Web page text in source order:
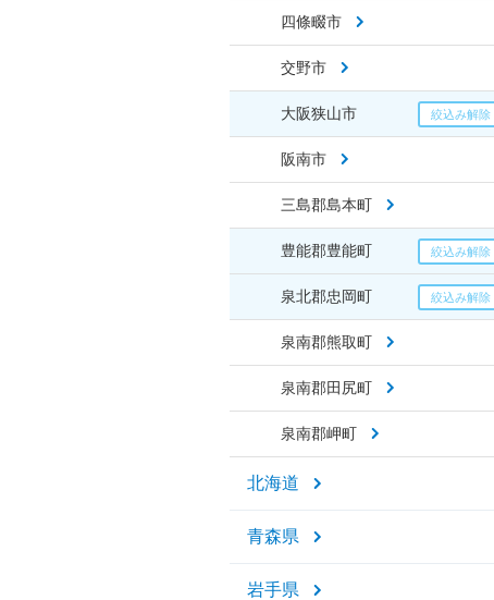
四條畷市
交野市
大阪狭山市
阪南市
三島郡島本町
豊能郡豊能町
泉北郡忠岡町
泉南郡熊取町
泉南郡田尻町
泉南郡岬町
北海道
青森県
岩手県